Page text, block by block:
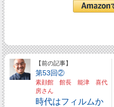
【前の記事】
第53回②
素顔館 館長 能津 喜代
房さん
時代はフィルムか